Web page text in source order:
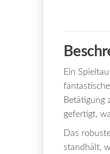
Ein
Betätigung
gefertigt,
Das
standhält,